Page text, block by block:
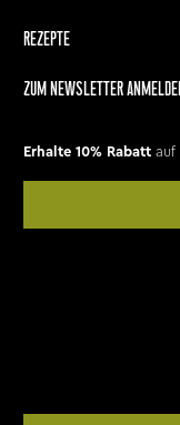
REZEPTE
ZUM NEWSLETTER
Erhalte 10% Rabatt auf